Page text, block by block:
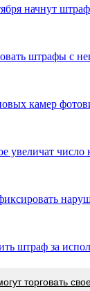
начнут
штрафы с
камер
увеличат
штраф за
торговать